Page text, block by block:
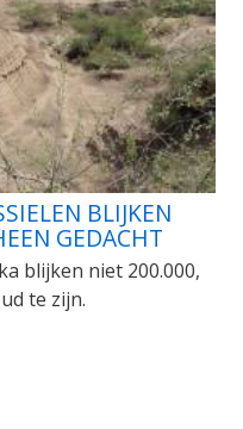
BLIJKEN
GEDACHT
blijken niet 200.000,
te zijn.